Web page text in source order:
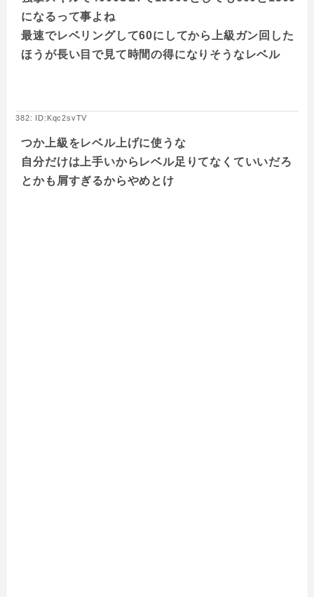
になるって事よね
最速でレベリングして60にしてから上級ガン回した
ほうが長い目で見て時間の得になりそうなレベル
382: ID:Kqc2svTV
つか上級をレベル上げに使うな
自分だけは上手いからレベル足りてなくていいだろ
とかも屑すぎるからやめとけ